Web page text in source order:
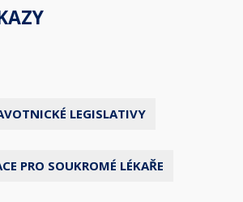
LEGISLATIVY
PRO SOUKROMÉ LÉKAŘE